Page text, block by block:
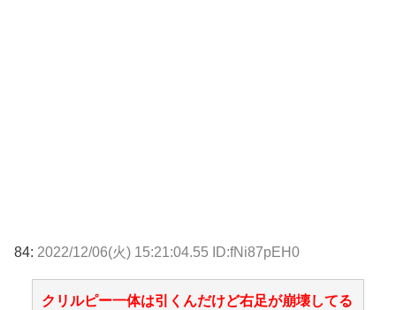
84: 2022/12/06(火) 15:21:04.55 ID:fNi87pEH0
クリルピー一体は引くんだけど右足が崩壊してる